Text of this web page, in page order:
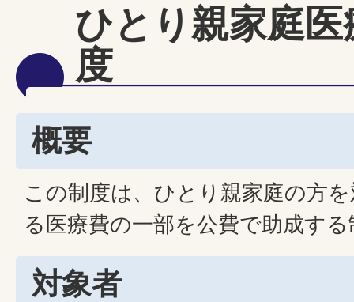
ひとり親家庭
度
概要
この制度は、ひとり親家庭の方
る医療費の一部を公費で助成す
対象者